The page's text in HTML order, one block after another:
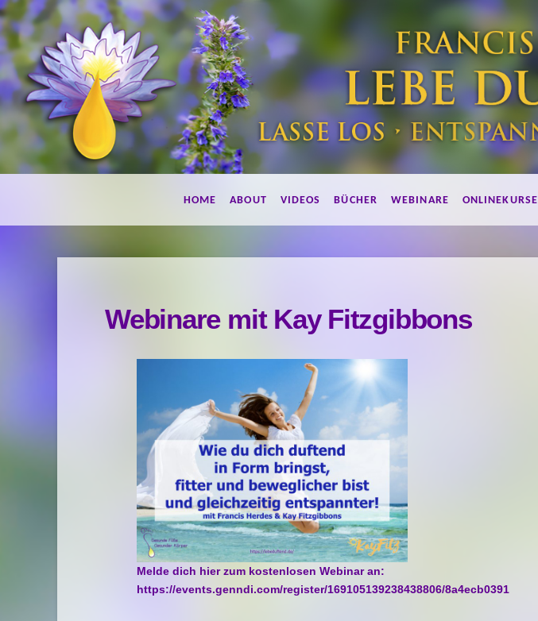
duftend!
HOME ABOUT VIDEOS BÜCHER WEBINARE ONLINEKURSE
Webinare mit Kay Fitzgibbons
Melde dich hier zum kostenlosen Webinar an:
https://events.genndi.com/register/169105139238438806/8a4ecb0391